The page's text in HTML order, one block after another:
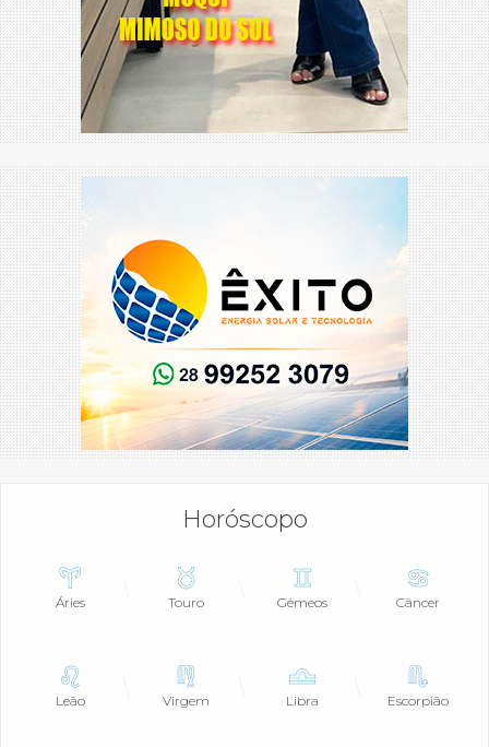
Horóscopo
Áries Touro Gêmeos Câncer
Leão Virgem Libra Escorpião